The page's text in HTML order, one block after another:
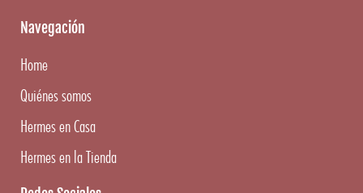
Navegación
Home
Quiénes somos
Hermes en Casa
Hermes en la Tienda